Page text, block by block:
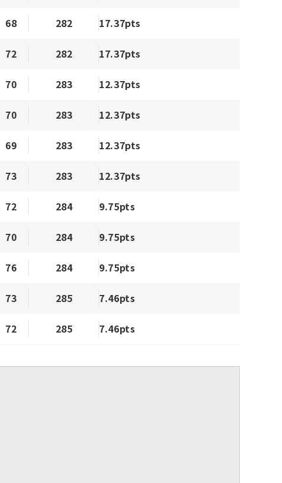
68 282 17.37pts
72 282 17.37pts
70 283 12.37pts
70 283 12.37pts
69 283 12.37pts
73 283 12.37pts
72 284 9.75pts
70 284 9.75pts
76 284 9.75pts
73 285 7.46pts
72 285 7.46pts